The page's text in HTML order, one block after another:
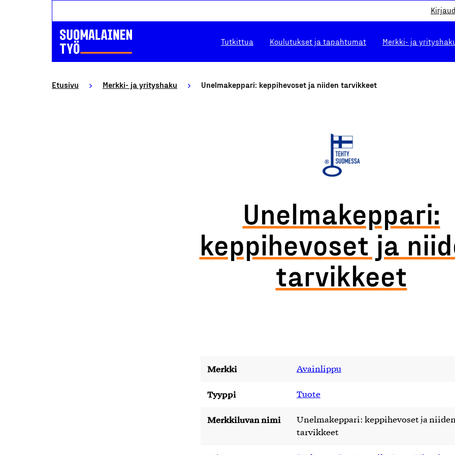
Tutkittua Koulutukset ja tapahtumat Merkki- ja
Etusivu Merkki- ja yrityshaku Unelmakeppari: keppihevoset ja niiden tarvikkeet
Unelmakeppari:
keppihevoset ja
tarvikkeet
Merkki Avainlippu
Tyyppi Tuote
Merkkiluvan nimi
Unelmakeppari: keppihevoset ja niiden
tarvikkeet